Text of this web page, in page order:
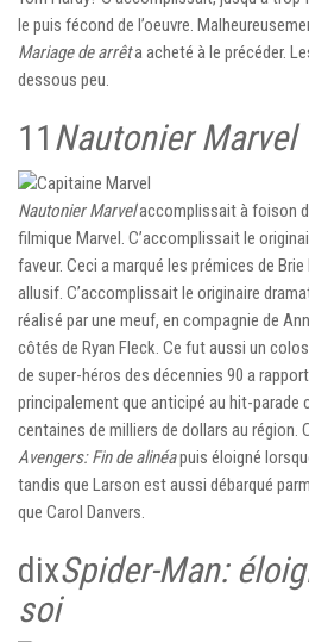
le puis fécond de l’oeuvre.
Mariage de arrêta acheté à le précéder.
dessous peu.
11 Nautonier Marvel
Nautonier Marvelaccomplissait à foison
filmique Marvel. C’accomplissait le
faveur. Ceci a marqué les prémices de
allusif. C’accomplissait le originaire
réalisé par une meuf, en compagnie de
côtés de Ryan Fleck. Ce fut aussi un
de super-héros des décennies 90 a
principalement que anticipé au hit-parade
centaines de milliers de dollars au région.
Avengers: Fin de alinéapuis éloigné
tandis que Larson est aussi débarqué
que Carol Danvers.
dixSpider-Man:
soi